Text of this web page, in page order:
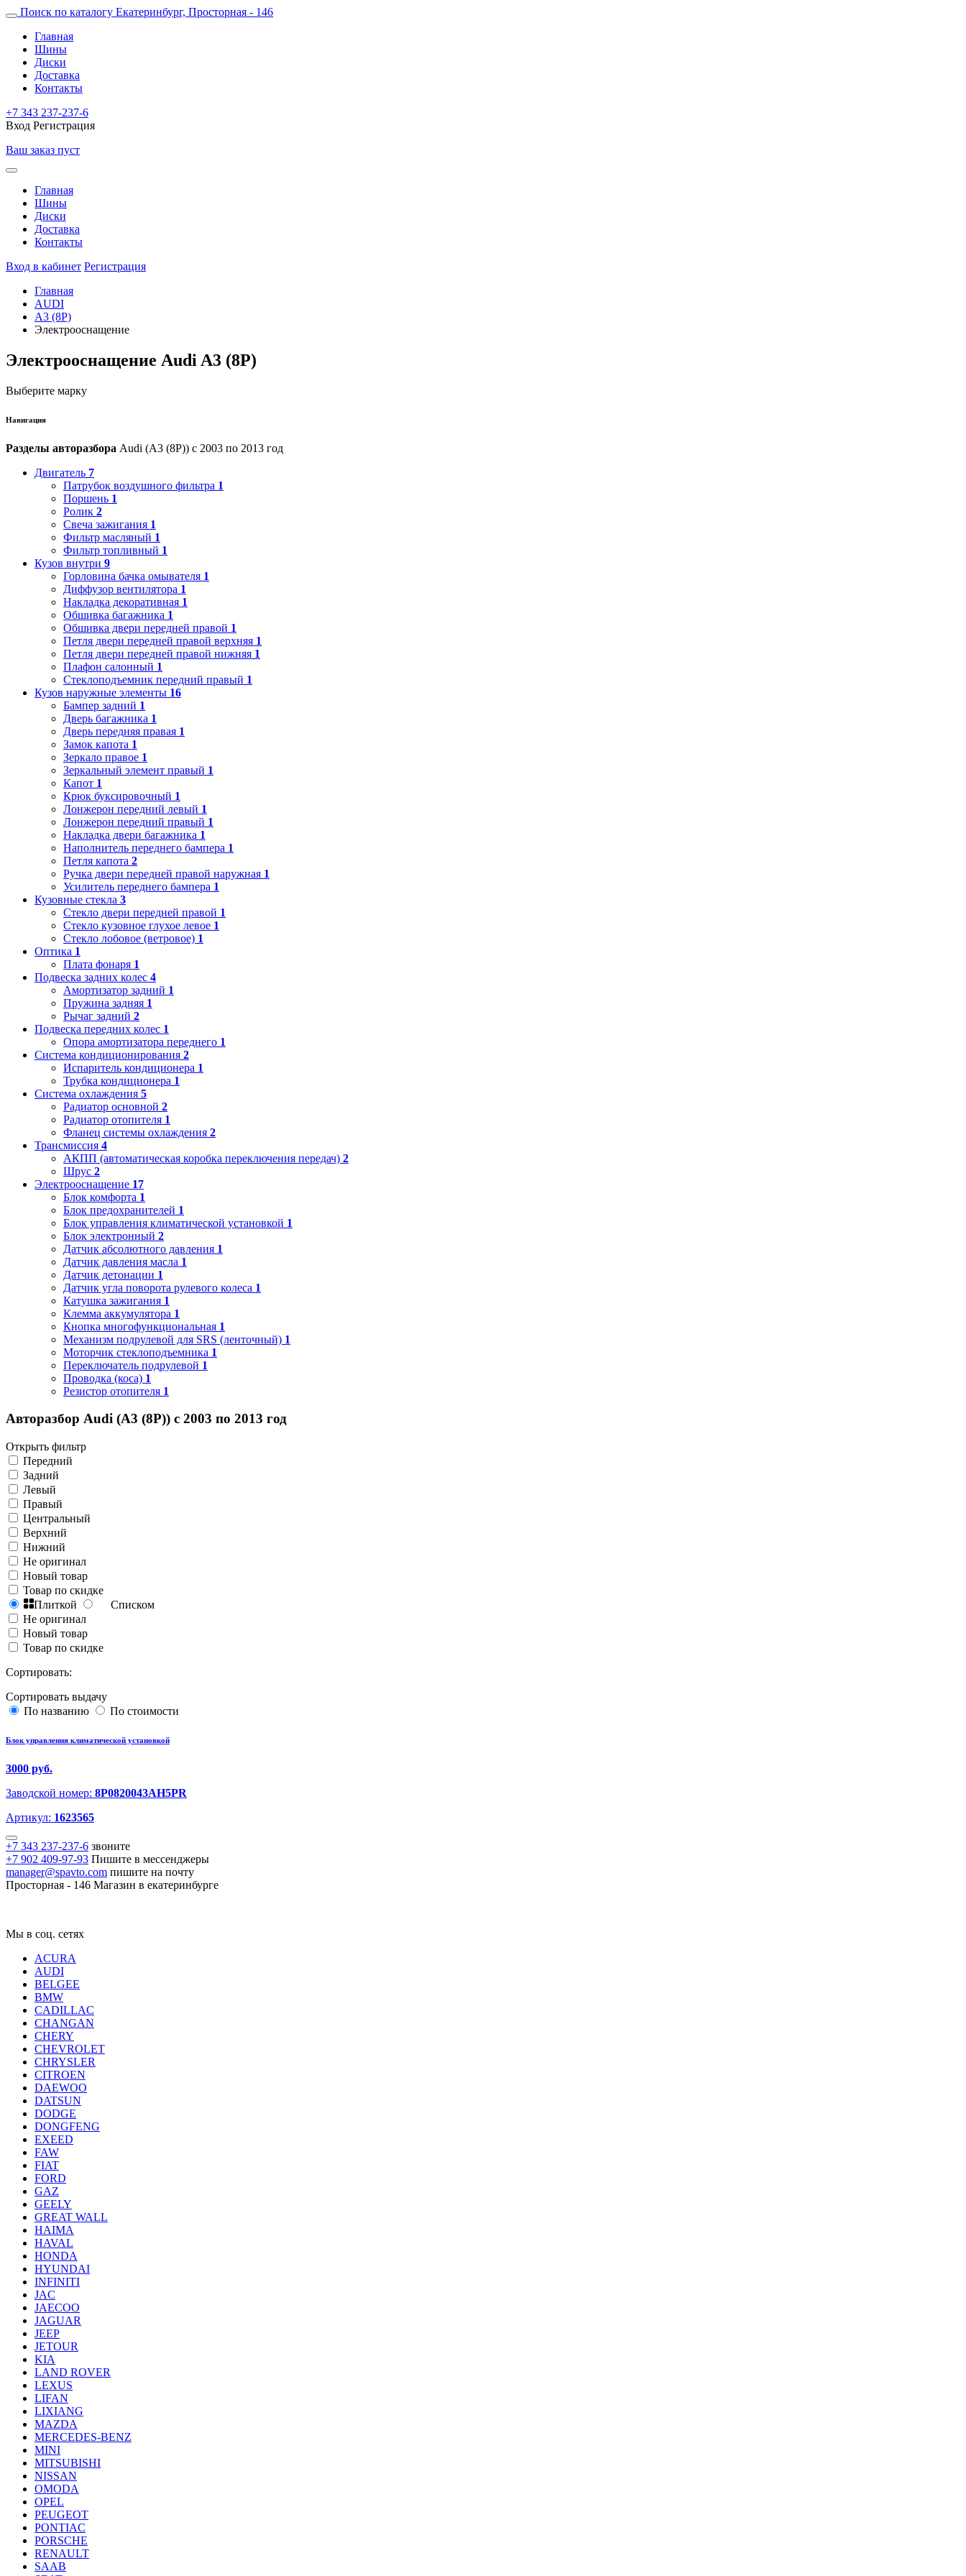
Поиск по каталогу Екатеринбург, Просторная - 146
Главная
Шины
Диски
Доставка
Контакты
+7 343 237-237-6
Вход Регистрация
Ваш заказ пуст
Главная
Шины
Диски
Доставка
Контакты
Вход в кабинет Регистрация
Главная
AUDI
A3 (8P)
Электрооснащение
Электрооснащение Audi A3 (8P)
Выберите марку
Навигация
Разделы авторазбора Audi (A3 (8P)) с 2003 по 2013 год
Двигатель 7
Патрубок воздушного фильтра 1
Поршень 1
Ролик 2
Свеча зажигания 1
Фильтр масляный 1
Фильтр топливный 1
Кузов внутри 9
Горловина бачка омывателя 1
Диффузор вентилятора 1
Накладка декоративная 1
Обшивка багажника 1
Обшивка двери передней правой 1
Петля двери передней правой верхняя 1
Петля двери передней правой нижняя 1
Плафон салонный 1
Стеклоподъемник передний правый 1
Кузов наружные элементы 16
Бампер задний 1
Дверь багажника 1
Дверь передняя правая 1
Замок капота 1
Зеркало правое 1
Зеркальный элемент правый 1
Капот 1
Крюк буксировочный 1
Лонжерон передний левый 1
Лонжерон передний правый 1
Накладка двери багажника 1
Наполнитель переднего бампера 1
Петля капота 2
Ручка двери передней правой наружная 1
Усилитель переднего бампера 1
Кузовные стекла 3
Стекло двери передней правой 1
Стекло кузовное глухое левое 1
Стекло лобовое (ветровое) 1
Оптика 1
Плата фонаря 1
Подвеска задних колес 4
Амортизатор задний 1
Пружина задняя 1
Рычаг задний 2
Подвеска передних колес 1
Опора амортизатора переднего 1
Система кондиционирования 2
Испаритель кондиционера 1
Трубка кондиционера 1
Система охлаждения 5
Радиатор основной 2
Радиатор отопителя 1
Фланец системы охлаждения 2
Трансмиссия 4
АКПП (автоматическая коробка переключения передач) 2
Шрус 2
Электрооснащение 17
Блок комфорта 1
Блок предохранителей 1
Блок управления климатической установкой 1
Блок электронный 2
Датчик абсолютного давления 1
Датчик давления масла 1
Датчик детонации 1
Датчик угла поворота рулевого колеса 1
Катушка зажигания 1
Клемма аккумулятора 1
Кнопка многофункциональная 1
Механизм подрулевой для SRS (ленточный) 1
Моторчик стеклоподъемника 1
Переключатель подрулевой 1
Проводка (коса) 1
Резистор отопителя 1
Авторазбор Audi (A3 (8P)) с 2003 по 2013 год
Открыть фильтр
Передний
Задний
Левый
Правый
Центральный
Верхний
Нижний
Не оригинал
Новый товар
Товар по скидке
Плиткой
Списком
Не оригинал
Новый товар
Товар по скидке
Сортировать:
Сортировать выдачу
По названию
По стоимости
Блок управления климатической установкой
3000 руб.
Заводской номер: 8P0820043AH5PR
Артикул: 1623565
+7 343 237-237-6 звоните
+7 902 409-97-93 Пишите в мессенджеры
manager@spavto.com пишите на почту
Просторная - 146 Магазин в екатеринбурге
Мы в соц. сетях
ACURA
AUDI
BELGEE
BMW
CADILLAC
CHANGAN
CHERY
CHEVROLET
CHRYSLER
CITROEN
DAEWOO
DATSUN
DODGE
DONGFENG
EXEED
FAW
FIAT
FORD
GAZ
GEELY
GREAT WALL
HAIMA
HAVAL
HONDA
HYUNDAI
INFINITI
JAC
JAECOO
JAGUAR
JEEP
JETOUR
KIA
LAND ROVER
LEXUS
LIFAN
LIXIANG
MAZDA
MERCEDES-BENZ
MINI
MITSUBISHI
NISSAN
OMODA
OPEL
PEUGEOT
PONTIAC
PORSCHE
RENAULT
SAAB